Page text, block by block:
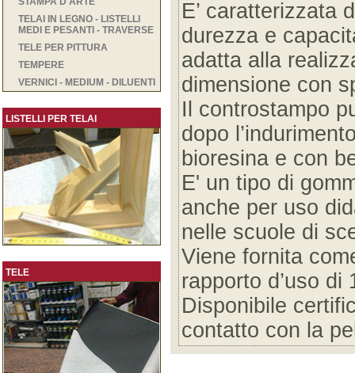
TELAI IN LEGNO - LISTELLI
MEDI E PESANTI - TRAVERSE
TELE PER PITTURA
TEMPERE
VERNICI - MEDIUM - DILUENTI
LISTELLI PER TELAI
TELE
E’ caratterizzata
durezza e
adatta alla
dimensione con
Il controstampo
dopo
bioresina e con
E' un tipo di
anche per uso
nelle scuole di
Viene fornita
rapporto d’uso di
Disponibile
contatto con la